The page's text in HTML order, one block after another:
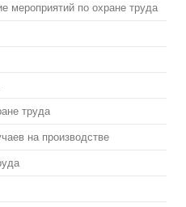
мероприятий по охране труда
труда
на производстве